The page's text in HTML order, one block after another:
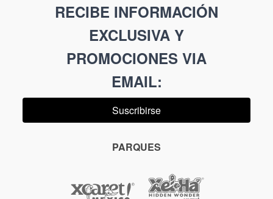
RECIBE INFORMACIÓN
EXCLUSIVA Y
PROMOCIONES VIA
EMAIL:
Suscribirse
PARQUES